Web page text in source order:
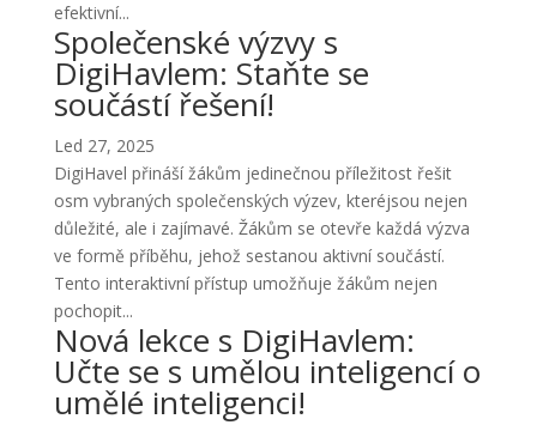
efektivní...
Společenské výzvy s
DigiHavlem: Staňte se
součástí řešení!
Led 27, 2025
DigiHavel přináší žákům jedinečnou příležitost řešit
osm vybraných společenských výzev, kteréjsou nejen
důležité, ale i zajímavé. Žákům se otevře každá výzva
ve formě příběhu, jehož sestanou aktivní součástí.
Tento interaktivní přístup umožňuje žákům nejen
pochopit...
Nová lekce s DigiHavlem:
Učte se s umělou inteligencí o
umělé inteligenci!